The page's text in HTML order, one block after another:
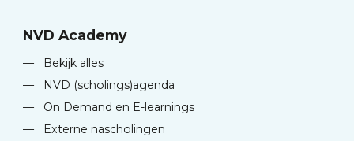
NVD Academy
—
Bekijk alles
—
NVD (scholings)agenda
—
On Demand en E-learnings
—
Externe nascholingen